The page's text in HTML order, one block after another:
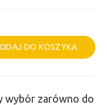
DO KOSZYKA
wybór zarówno do